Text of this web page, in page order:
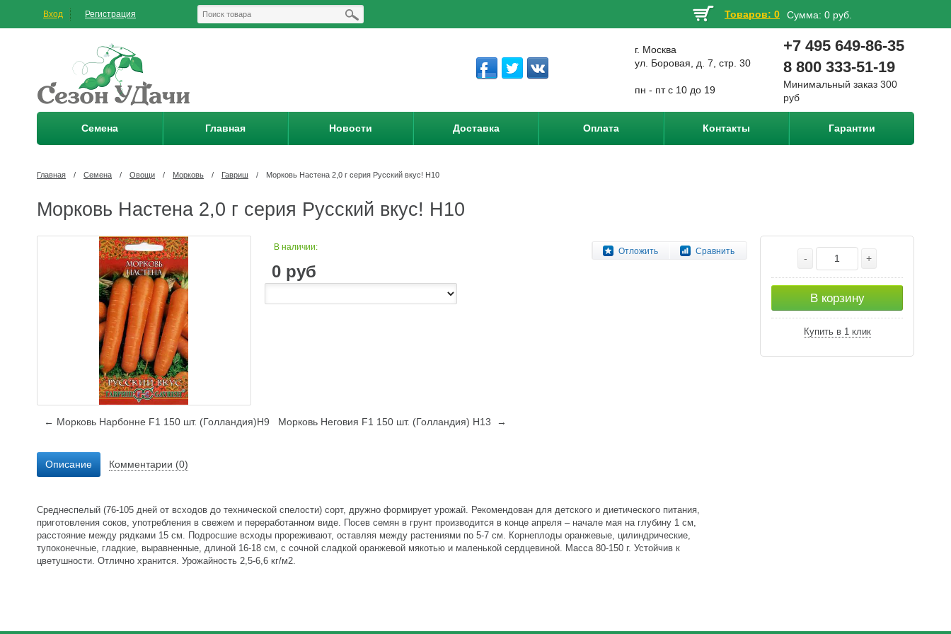
Вход Регистрация Товаров: 0 Сумма: 0 руб.
г. Москва
ул. Боровая, д. 7, стр. 30
пн - пт с 10 до 19
+7 495 649-86-35
8 800 333-51-19
Минимальный заказ 300
руб
Семена Главная Новости Доставка Оплата Контакты Гарантии
Главная / Семена / Овощи / Морковь / Гавриш / Морковь Настена 2,0 г серия Русский вкус! Н10
Морковь Настена 2,0 г серия Русский вкус! Н10
Отложить Сравнить
В наличии:
0 руб
- +
В корзину
Купить в 1 клик
← Морковь Нарбонне F1 150 шт. (Голландия)Н9 Морковь Неговия F1 150 шт. (Голландия) Н13 →
Описание Комментарии (0)
Среднеспелый (76-105 дней от всходов до технической спелости) сорт, дружно формирует урожай. Рекомендован для детского и диетического питания,
приготовления соков, употребления в свежем и переработанном виде. Посев семян в грунт производится в конце апреля – начале мая на глубину 1 см,
расстояние между рядками 15 см. Подросшие всходы прореживают, оставляя между растениями по 5-7 см. Корнеплоды оранжевые, цилиндрические,
тупоконечные, гладкие, выравненные, длиной 16-18 см, с сочной сладкой оранжевой мякотью и маленькой сердцевиной. Масса 80-150 г. Устойчив к
цветушности. Отлично хранится. Урожайность 2,5-6,6 кг/м2.